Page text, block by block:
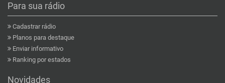
Para sua rádio
Cadastrar rádio
Planos para destaque
Enviar informativo
Ranking por estados
Novidades